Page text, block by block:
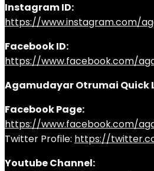
Instagram ID:
https://www.instagram.com/
Facebook ID:
https://www.facebook.com/
Agamudayar Otrumai Quick
Facebook Page:
https://www.facebook.com/
Twitter Profile: https://
Youtube Channel: